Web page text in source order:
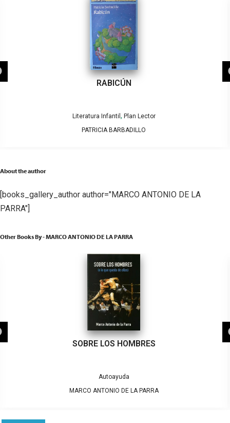
RABICÚN
Literatura Infantil , Plan Lector
PATRICIA BARBADILLO
About the author
[books_gallery_author author="MARCO ANTONIO DE LA
PARRA"]
Other Books By - MARCO ANTONIO DE LA PARRA
SOBRE LOS HOMBRES
Autoayuda
MARCO ANTONIO DE LA PARRA